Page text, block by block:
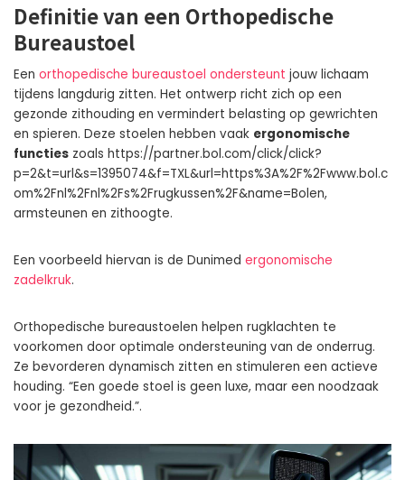
Definitie van een Orthopedische
Bureaustoel
Een orthopedische bureaustoel ondersteunt jouw lichaam
tijdens langdurig zitten. Het ontwerp richt zich op een
gezonde zithouding en vermindert belasting op gewrichten
en spieren. Deze stoelen hebben vaak ergonomische
functies zoals https://partner.bol.com/click/click?
p=2&t=url&s=1395074&f=TXL&url=https%3A%2F%2Fwww.bol.c
om%2Fnl%2Fnl%2Fs%2Frugkussen%2F&name=Bolen,
armsteunen en zithoogte.
Een voorbeeld hiervan is de Dunimed ergonomische
zadelkruk.
Orthopedische bureaustoelen helpen rugklachten te
voorkomen door optimale ondersteuning van de onderrug.
Ze bevorderen dynamisch zitten en stimuleren een actieve
houding. “Een goede stoel is geen luxe, maar een noodzaak
voor je gezondheid.”.